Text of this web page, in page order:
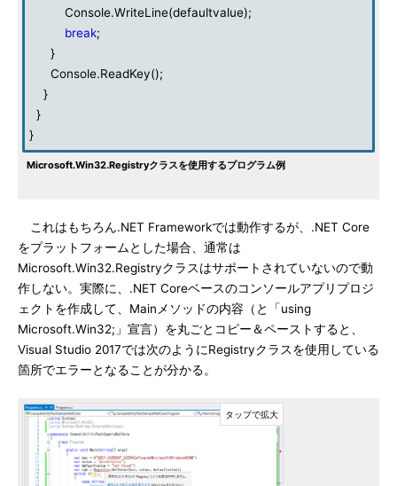
Console.WriteLine(defaultvalue);
break;
}
Console.ReadKey();
}
}
}
Microsoft.Win32.Registryクラスを使用するプログラム例
これはもちろん.NET Frameworkでは動作するが、.NET Core
をプラットフォームとした場合、通常は
Microsoft.Win32.Registryクラスはサポートされていないので動
作しない。実際に、.NET Coreベースのコンソールアプリプロジ
ェクトを作成して、Mainメソッドの内容（と「using
Microsoft.Win32;」宣言）を丸ごとコピー＆ペーストすると、
Visual Studio 2017では次のようにRegistryクラスを使用している
箇所でエラーとなることが分かる。